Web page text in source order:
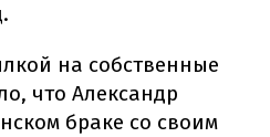
на собственные
что Александр
браке со своим